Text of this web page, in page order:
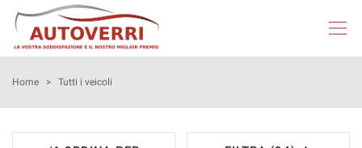
HOME
Home > Tutti i veicoli